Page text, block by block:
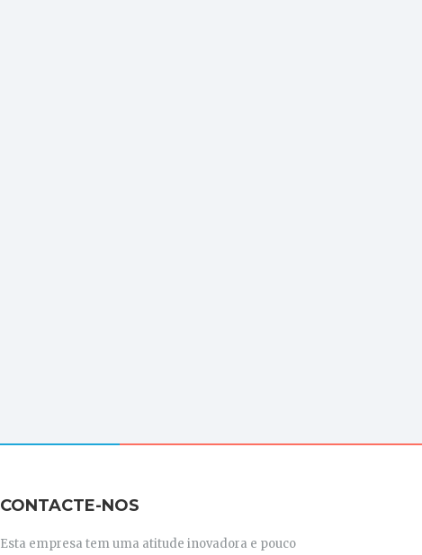
CONTACTE-NOS
Esta empresa tem uma atitude inovadora e pouco